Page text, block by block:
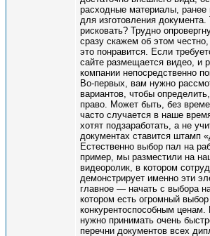
расходные материалы, ранее
для изготовления документа.
рисковать? Трудно
сразу скажем об этом
это понравится. Если
сайте размещается видео, и
компании непосредственно
Во-первых, вам нужно
вариантов, чтобы
право. Может быть, без
часто случается в наше
хотят подзаработать, а не
документах ставится штамп
Естественно выбор пал на
пример, мы разместили на
видеоролик, в котором
демонстрирует именно эти
главное — начать с выбора
котором есть огромный
конкурентоспособным
нужно принимать очень
перечни документов всех